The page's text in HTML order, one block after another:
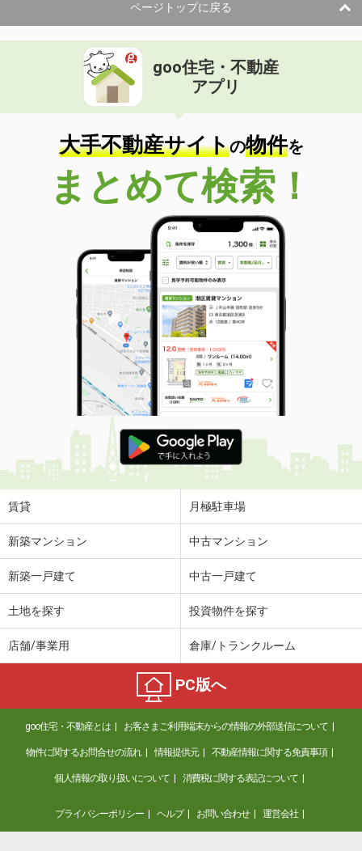
ページトップに戻る
goo住宅・不動産
アプリ
大手不動産サイトの物件を
まとめて検索！
賃貸 月極駐車場
新築マンション 中古マンション
新築一戸建て 中古一戸建て
土地を探す 投資物件を探す
店舗/事業用 倉庫/トランクルーム
PC版へ
goo住宅・不動産とは お客さまご利用端末からの情報の外部送信について
物件に関するお問合せの流れ 情報提供元 不動産情報に関する免責事項
個人情報の取り扱いについて 消費税に関する表記について
プライバシーポリシー ヘルプ お問い合わせ 運営会社